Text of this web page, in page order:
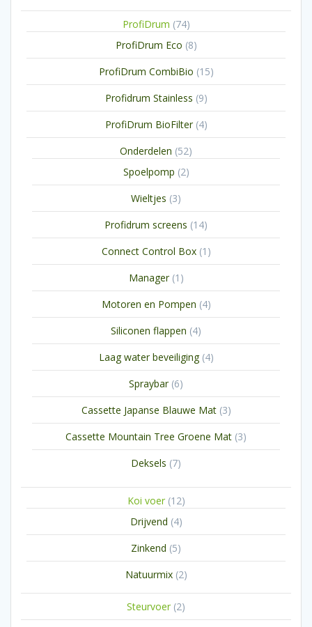
ProfiDrum 7474
ProfiDrum Eco 88
producten
ProfiDrum CombiBio 1515
producten
Profidrum Stainless 99
producten
ProfiDrum BioFilter 44
producten
Onderdelen 5252
Spoelpomp 22
producten
Wieltjes 33
producten
Profidrum screens 1414
producten
Connect Control Box 1 1
product
Manager 1 1
product
Motoren en Pompen 44
producten
Siliconen flappen 44
producten
Laag water beveiliging 44
producten
Spraybar 66
producten
Cassette Japanse Blauwe Mat 33
producten
Cassette Mountain Tree Groene Mat 33
producten
Deksels 77
Koi voer 1212
Drijvend 44
producten
Zinkend 55
producten
Natuurmix 22
Steurvoer 22
producten